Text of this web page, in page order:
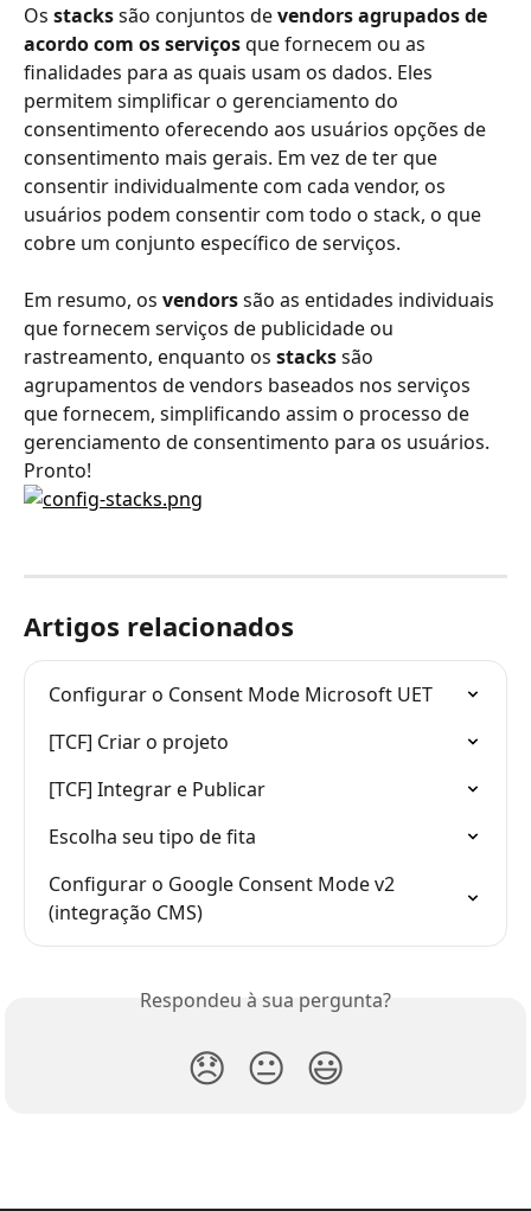
Os stacks são conjuntos de vendors agrupados de
acordo com os serviços que fornecem ou as
finalidades para as quais usam os dados. Eles
permitem simplificar o gerenciamento do
consentimento oferecendo aos usuários opções de
consentimento mais gerais. Em vez de ter que
consentir individualmente com cada vendor, os
usuários podem consentir com todo o stack, o que
cobre um conjunto específico de serviços.
Em resumo, os vendors são as entidades individuais
que fornecem serviços de publicidade ou
rastreamento, enquanto os stacks são
agrupamentos de vendors baseados nos serviços
que fornecem, simplificando assim o processo de
gerenciamento de consentimento para os usuários.
Pronto!
Artigos relacionados
Configurar o Consent Mode Microsoft UET
[TCF] Criar o projeto
[TCF] Integrar e Publicar
Escolha seu tipo de fita
Configurar o Google Consent Mode v2
(integração CMS)
Respondeu à sua pergunta?
😞 😐 😃